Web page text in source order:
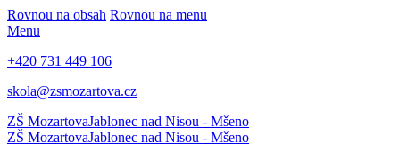
Rovnou na obsah Rovnou na menu
Menu
+420 731 449 106
skola@zsmozartova.cz
ZŠ MozartovaJablonec nad Nisou - Mšeno
ZŠ MozartovaJablonec nad Nisou - Mšeno